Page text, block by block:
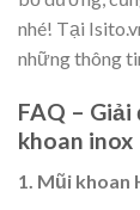
nhé! Tại
những thông
FAQ –
khoan inox
1. Mũi khoan